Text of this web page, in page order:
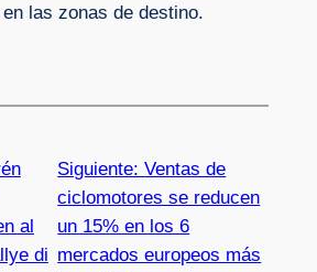
las zonas de destino.
al
di
Siguiente:Ventas de
ciclomotores se reducen
un 15% en los 6
mercados europeos más